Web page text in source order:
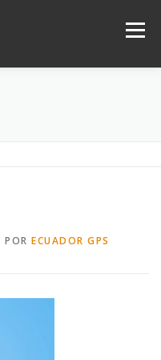
Menú
POR ECUADOR GPS